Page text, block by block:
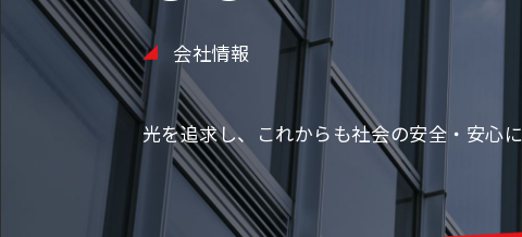
会社情報TOP
製品・技術情報TOP
IR情報TOP
サステナビリティTOP
会社情報
光を追求し、これからも社会の安全・安心